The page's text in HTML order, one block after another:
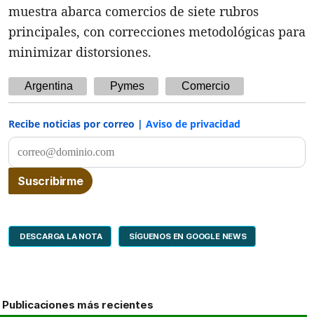
muestra abarca comercios de siete rubros
principales, con correcciones metodológicas para
minimizar distorsiones.
Argentina Pymes Comercio
Recibe noticias por correo | Aviso de privacidad
DESCARGA LA NOTA SÍGUENOS EN GOOGLE NEWS
Publicaciones más recientes